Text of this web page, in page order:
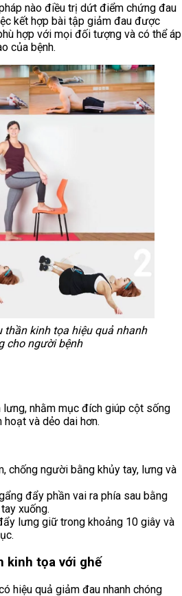
nào điều trị dứt điểm chứng đau
kết hợp bài tập giảm đau được
hợp với mọi đối tượng và có thể áp
của bệnh.
thần kinh tọa hiệu quả nhanh
cho người bệnh
nhằm mục đích giúp cột sống
và dẻo dai hơn.
chống người bằng khủy tay, lưng và
đẩy phần vai ra phía sau bằng
xuống.
lưng giữ trong khoảng 10 giây và
kinh tọa với ghế
hiệu quả giảm đau nhanh chóng